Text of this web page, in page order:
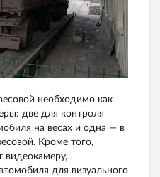
необходимо как
две для контроля
на весах и одна — в
Кроме того,
видеокамеру,
для визуального